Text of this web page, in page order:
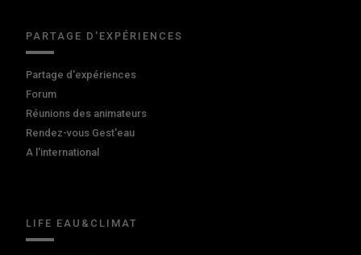
PARTAGE D'EXPÉRIENCES
Partage d'expériences
Forum
Réunions des animateurs
Rendez-vous Gest'eau
A l'international
LIFE EAU&CLIMAT